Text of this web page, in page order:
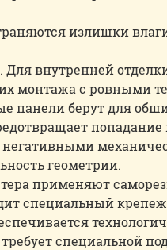
излишки
внутренней
монтажа с ровными
берут для
попадание
негативными
геометрии.
применяют
специальный
специальной